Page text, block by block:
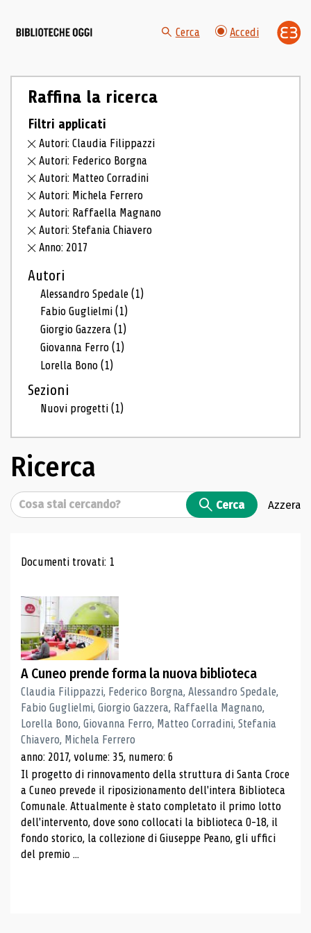
Cerca Accedi
Raffina la ricerca
Filtri applicati
Autori: Claudia Filippazzi
Autori: Federico Borgna
Autori: Matteo Corradini
Autori: Michela Ferrero
Autori: Raffaella Magnano
Autori: Stefania Chiavero
Anno: 2017
Autori
Alessandro Spedale(1)
Fabio Guglielmi(1)
Giorgio Gazzera(1)
Giovanna Ferro(1)
Lorella Bono(1)
Sezioni
Nuovi progetti(1)
Ricerca
Cerca Cerca Azzera
Risultati di ricerca
Documenti trovati: 1
A Cuneo prende forma la nuova biblioteca
Claudia Filippazzi, Federico Borgna, Alessandro Spedale,
Fabio Guglielmi, Giorgio Gazzera, Raffaella Magnano,
Lorella Bono, Giovanna Ferro, Matteo Corradini, Stefania
Chiavero, Michela Ferrero
anno: 2017, volume: 35, numero: 6
Il progetto di rinnovamento della struttura di Santa Croce
a Cuneo prevede il riposizionamento dell'intera Biblioteca
Comunale. Attualmente è stato completato il primo lotto
dell'intervento, dove sono collocati la biblioteca 0-18, il
fondo storico, la collezione di Giuseppe Peano, gli uffici
del premio ...